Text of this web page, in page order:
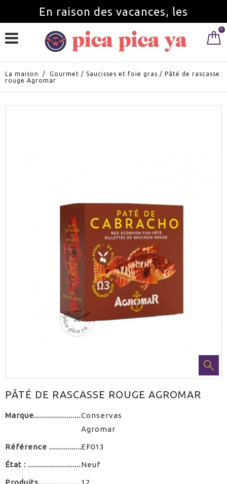
En raison des vacances, les
commandes seront servies à partir du 0
La maison / Gourmet / Saucisses et foie gras / Pâté de rascasse
rouge Agromar
PÂTÉ DE RASCASSE ROUGE AGROMAR
Marque
Conservas
Agromar
Référence EF013
État : Neuf
Produits 12